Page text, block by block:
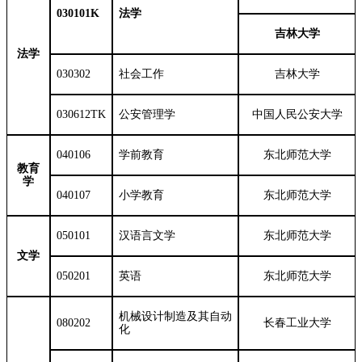
法学
030101K 法学
吉林大学
030302 社会工作 吉林大学
030612TK 公安管理学 中国人民公安大学
教育
学
040106 学前教育 东北师范大学
040107 小学教育 东北师范大学
文学
050101 汉语言文学 东北师范大学
050201 英语 东北师范大学
080202
机械设计制造及其自动
化
长春工业大学